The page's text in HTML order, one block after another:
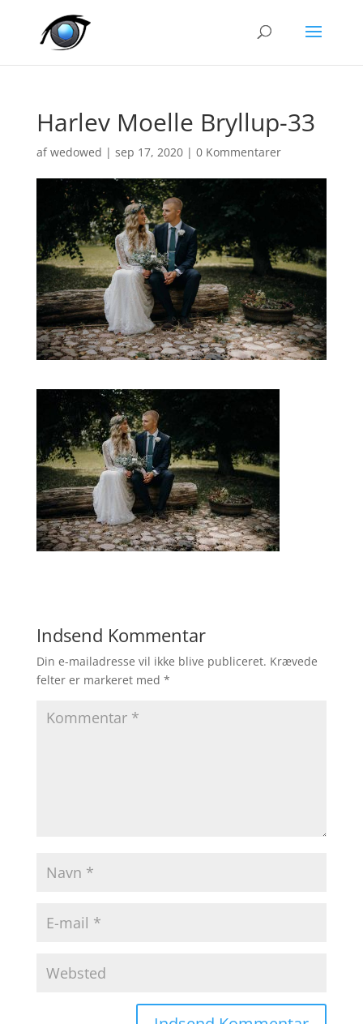
Harlev Moelle Bryllup-33
afwedowed | sep 17, 2020| 0 Kommentarer
Indsend Kommentar
Din e-mailadresse vil ikke blive publiceret. Krævede
felter er markeret med *